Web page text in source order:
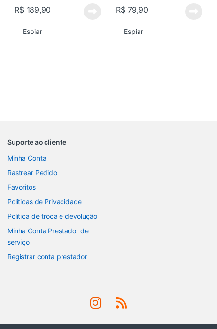
R$189,90
Espiar
R$79,90
Espiar
Suporte ao cliente
Minha Conta
Rastrear Pedido
Favoritos
Politicas de Privacidade
Politica de troca e devolução
Minha Conta Prestador de
serviço
Registrar conta prestador